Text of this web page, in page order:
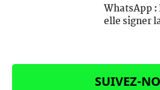
WhatsApp
elle signer
SUIVEZ-